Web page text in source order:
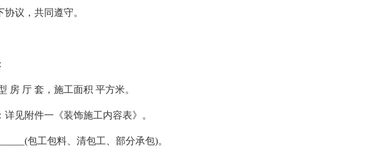
议，共同遵守。
房 厅 套，施工面积 平方米。
详见附件一《装饰施工内容表》。
包工包料、清包工、部分承包)。